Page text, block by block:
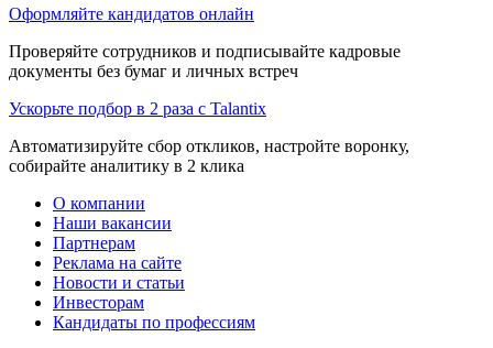
Оформляйте кандидатов онлайн
Проверяйте сотрудников и подписывайте кадровые
документы без бумаг и личных встреч
Ускорьте подбор в 2 раза с Talantix
Автоматизируйте сбор откликов, настройте воронку,
собирайте аналитику в 2 клика
О компании
Наши вакансии
Партнерам
Реклама на сайте
Новости и статьи
Инвесторам
Кандидаты по профессиям